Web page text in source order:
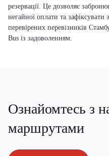
резервації. Це дозволяє
негайної оплати та
перевірених перевізників
Bus із задоволенням.
Ознайомтесь з
маршрутами